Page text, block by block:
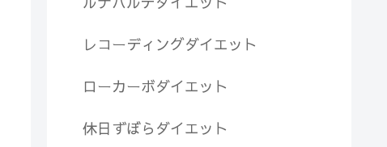
レコーディングダイエット
ローカーボダイエット
休日ずぼらダイエット